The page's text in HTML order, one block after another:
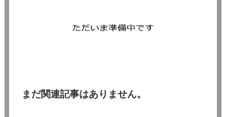
まだ関連記事はありません。